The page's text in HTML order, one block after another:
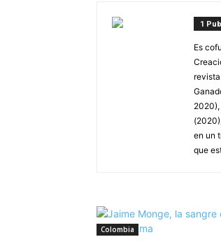
1
Es
en un
que
Colombia